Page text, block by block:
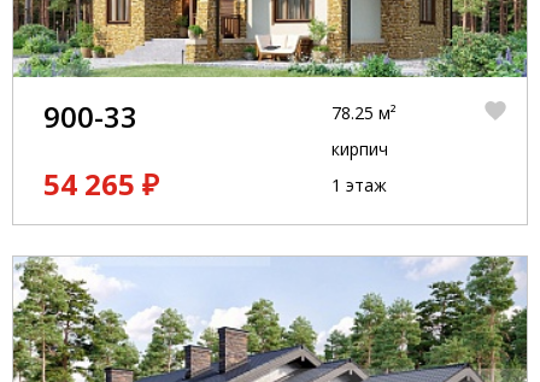
900-33
54 265 ₽
78.25 м²
кирпич
1 этаж